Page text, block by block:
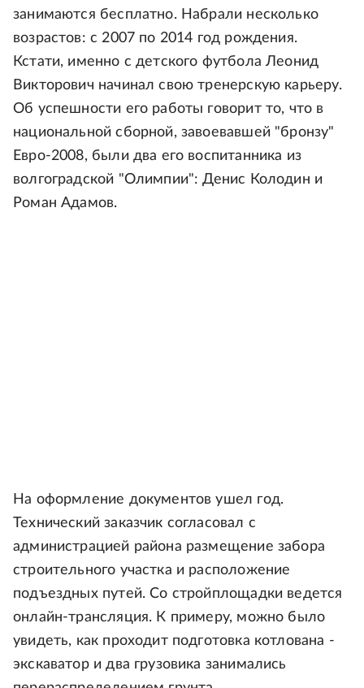
занимаются бесплатно. Набрали несколько
возрастов: с 2007 по 2014 год рождения.
Кстати, именно с детского футбола Леонид
Викторович начинал свою тренерскую карьеру.
Об успешности его работы говорит то, что в
национальной сборной, завоевавшей "бронзу"
Евро-2008, были два его воспитанника из
волгоградской "Олимпии": Денис Колодин и
Роман Адамов.
На оформление документов ушел год.
Технический заказчик согласовал с
администрацией района размещение забора
строительного участка и расположение
подъездных путей. Со стройплощадки ведется
онлайн-трансляция. К примеру, можно было
увидеть, как проходит подготовка котлована -
экскаватор и два грузовика занимались